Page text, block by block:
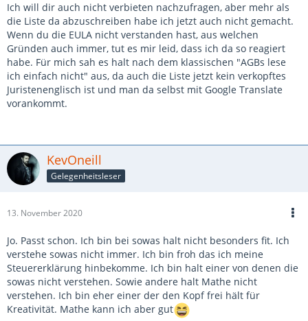
Ich will dir auch nicht verbieten nachzufragen, aber mehr als
die Liste da abzuschreiben habe ich jetzt auch nicht gemacht.
Wenn du die EULA nicht verstanden hast, aus welchen
Gründen auch immer, tut es mir leid, dass ich da so reagiert
habe. Für mich sah es halt nach dem klassischen "AGBs lese
ich einfach nicht" aus, da auch die Liste jetzt kein verkopftes
Juristenenglisch ist und man da selbst mit Google Translate
vorankommt.
KevOneill
Gelegenheitsleser
13. November 2020
Jo. Passt schon. Ich bin bei sowas halt nicht besonders fit. Ich
verstehe sowas nicht immer. Ich bin froh das ich meine
Steuererklärung hinbekomme. Ich bin halt einer von denen die
sowas nicht verstehen. Sowie andere halt Mathe nicht
verstehen. Ich bin eher einer der den Kopf frei hält für
Kreativität. Mathe kann ich aber gut